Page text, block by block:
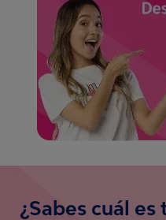
¿Sabes cuál